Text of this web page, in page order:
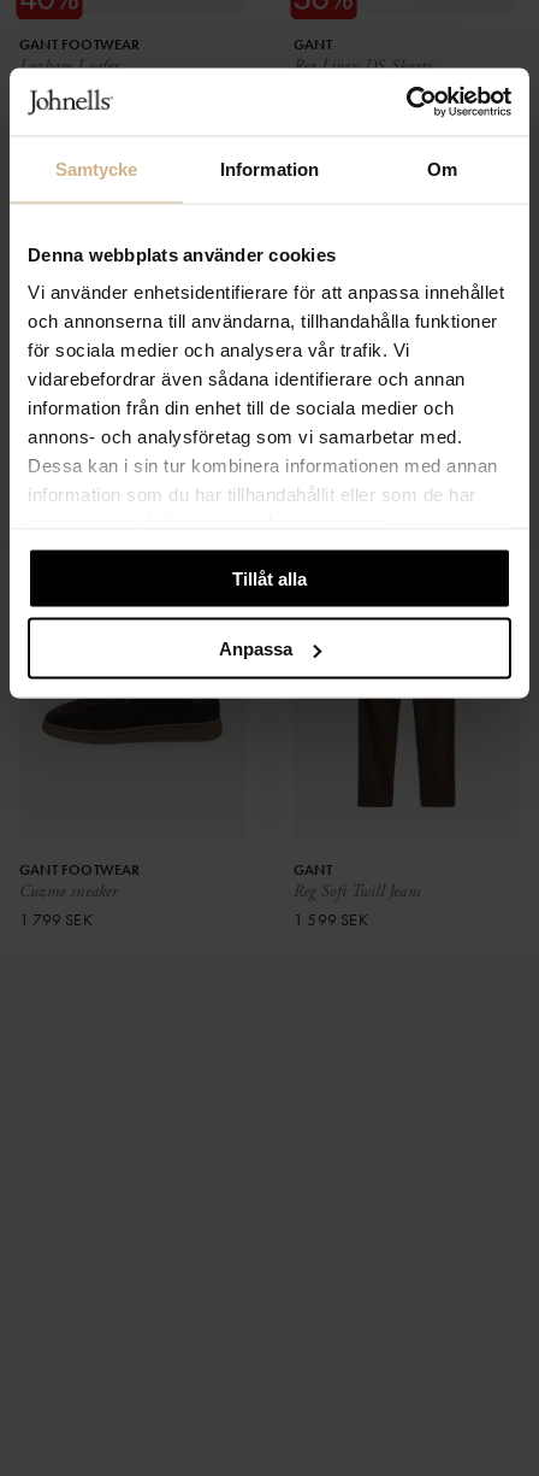
Samtycke Information Om
Denna webbplats använder cookies
Vi använder enhetsidentifierare för att anpassa innehållet
och annonserna till användarna, tillhandahålla funktioner
för sociala medier och analysera vår trafik. Vi
vidarebefordrar även sådana identifierare och annan
information från din enhet till de sociala medier och
annons- och analysföretag som vi samarbetar med.
Dessa kan i sin tur kombinera informationen med annan
information som du har tillhandahållit eller som de har
Tillåt alla
Anpassa
Lozham Loafer
GANT FOOTWEAR
2 099 SEK
1 259 SEK
Reg Linen DS Shorts
GANT
Cut n Sew SS Polo
GANT
1 499 SEK
Cuzmo Sneaker
GANT FOOTWEAR
1 899 SEK
Cuzmo sneaker
GANT FOOTWEAR
1 799 SEK
Reg Soft Twill Jeans
GANT
1 599 SEK